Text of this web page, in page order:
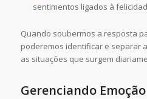
sentimentos ligados à
Quando soubermos a resposta
poderemos identificar e separar
as situações que surgem
Gerenciando Emoção